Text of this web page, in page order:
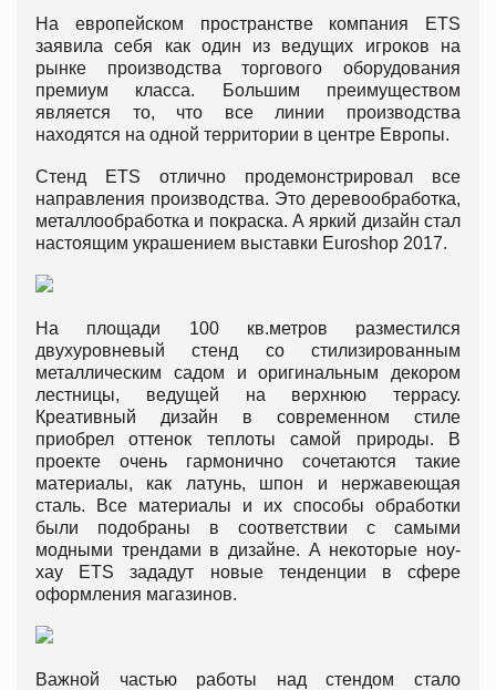
На европейском пространстве компания ETS
заявила себя как один из ведущих игроков на
рынке производства торгового оборудования
премиум класса. Большим преимуществом
является то, что все линии производства
находятся на одной территории в центре Европы.
Стенд ETS отлично продемонстрировал все
направления производства. Это деревообработка,
металлообработка и покраска. А яркий дизайн стал
настоящим украшением выставки Euroshop 2017.
На площади 100 кв.метров разместился
двухуровневый стенд со стилизированным
металлическим садом и оригинальным декором
лестницы, ведущей на верхнюю террасу.
Креативный дизайн в современном стиле
приобрел оттенок теплоты самой природы. В
проекте очень гармонично сочетаются такие
материалы, как латунь, шпон и нержавеющая
сталь. Все материалы и их способы обработки
были подобраны в соответствии с самыми
модными трендами в дизайне. А некоторые ноу-
хау ETS зададут новые тенденции в сфере
оформления магазинов.
Важной частью работы над стендом стало